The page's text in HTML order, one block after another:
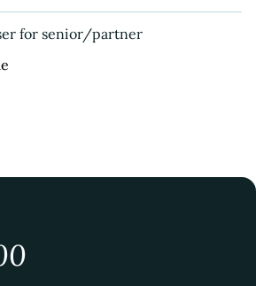
for senior/partner